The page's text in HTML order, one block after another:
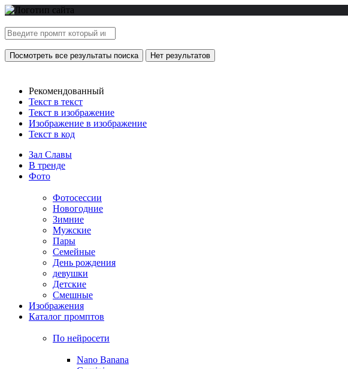
Посмотреть все результаты поиска Нет результатов
Рекомендованный
Текст в текст
Текст в изображение
Изображение в изображение
Текст в код
Зал Славы
В тренде
Фото
Фотосессии
Новогодние
Зимние
Мужские
Пары
Семейные
День рождения
девушки
Детские
Смешные
Изображения
Каталог промптов
По нейросети
Nano Banana